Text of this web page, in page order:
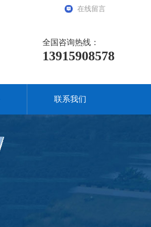
在线留言
全国咨询热线：
13915908578
联系我们